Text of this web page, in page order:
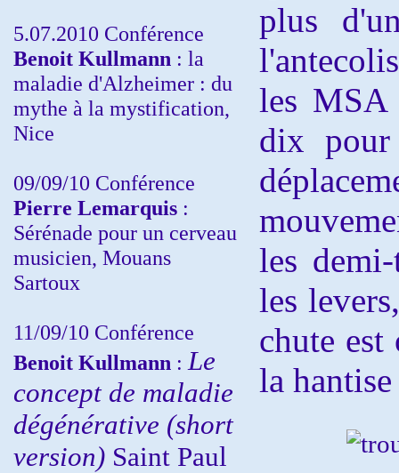
5.07.2010 Conférence
Benoit Kullmann : la
maladie d'Alzheimer : du
mythe à la mystification,
Nice
09/09/10 Conférence
Pierre Lemarquis :
Sérénade pour un cerveau
musicien, Mouans
Sartoux
11/09/10 Conférence
Benoit Kullmann : Le
concept de maladie
dégénérative (short
version) Saint Paul
plus
les MSA
dix
les
les
chute est
la